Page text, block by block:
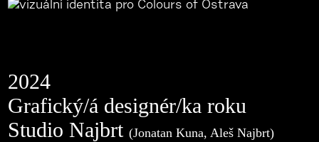
2024
Grafický/á designér/ka roku
Studio Najbrt(Jonatan Kuna, Aleš Najbrt)